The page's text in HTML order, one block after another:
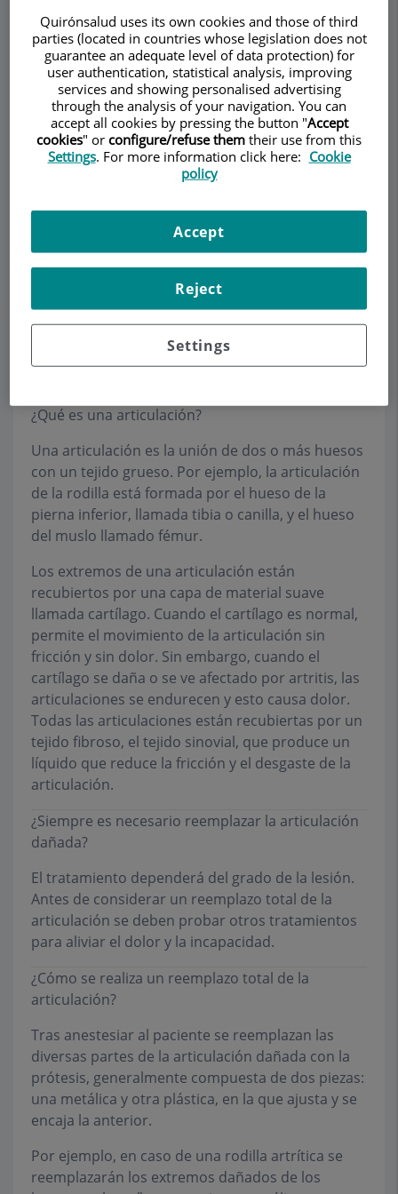
DescripciónServiciosEquipoContactoDatos de interés
Horario
Pedir cita
articulación artificial
utiliza para reemplazar una articulación natural
que se encuentra dañada o artrítica, evitando así
el dolor que produce la lesión y permitiendo el
movimiento.
¿Qué es una articulación?
Una articulación es la unión de dos o más huesos
con un tejido grueso. Por ejemplo, la articulación
de la rodilla está formada por el hueso de la
pierna inferior, llamada tibia o canilla, y el hueso
del muslo llamado fémur.
Los extremos de una articulación están
recubiertos por una capa de material suave
llamada cartílago. Cuando el cartílago es normal,
permite el movimiento de la articulación sin
fricción y sin dolor. Sin embargo, cuando el
cartílago se daña o se ve afectado por artritis, las
articulaciones se endurecen y esto causa dolor.
Todas las articulaciones están recubiertas por un
tejido fibroso, el tejido sinovial, que produce un
líquido que reduce la fricción y el desgaste de la
articulación.
¿Siempre es necesario reemplazar la articulación
dañada?
El tratamiento dependerá del grado de la lesión.
Antes de considerar un reemplazo total de la
articulación se deben probar otros tratamientos
para aliviar el dolor y la incapacidad.
¿Cómo se realiza un reemplazo total de la
articulación?
Tras anestesiar al paciente se reemplazan las
diversas partes de la articulación dañada con la
prótesis, generalmente compuesta de dos piezas:
una metálica y otra plástica, en la que ajusta y se
encaja la anterior.
Por ejemplo, en caso de una rodilla artrítica se
reemplazarán los extremos dañados de los
Quirónsalud uses its own cookies and those of third
parties (located in countries whose legislation does not
guarantee an adequate level of data protection) for
user authentication, statistical analysis, improving
services and showing personalised advertising
through the analysis of your navigation. You can
accept all cookies by pressing the button "Accept
cookies" or configure/refuse them their use from this
Settings. For more information click here: Cookie
policy
Settings
Reject
Accept